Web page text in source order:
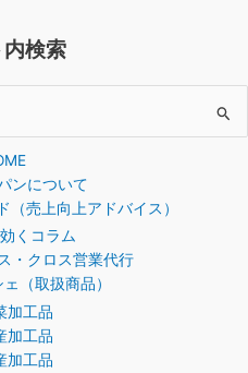
検索
ンについて
（売上向上アドバイス）
くコラム
・クロス営業代行
（取扱商品）
加工品
加工品
加工品